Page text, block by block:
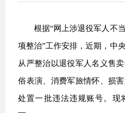
根据“网上涉退役军人不当
项整治”工作安排，近期，中
从严整治以退役军人名义售
俗表演、消费军旅情怀、损
处置一批违法违规账号。现